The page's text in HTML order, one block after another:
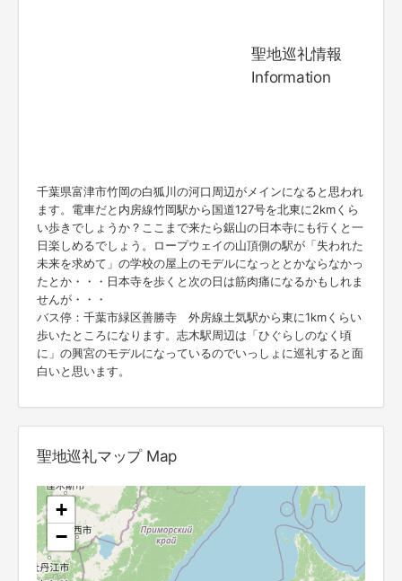
聖地巡礼情報
Information
千葉県富津市竹岡の白狐川の河口周辺がメインになると思われ
ます。電車だと内房線竹岡駅から国道127号を北東に2kmくら
い歩きでしょうか？ここまで来たら鋸山の日本寺にも行くと一
日楽しめるでしょう。ロープウェイの山頂側の駅が「失われた
未来を求めて」の学校の屋上のモデルになっととかならなかっ
たとか・・・日本寺を歩くと次の日は筋肉痛になるかもしれま
せんが・・・
バス停：千葉市緑区善勝寺 外房線土気駅から東に1kmくらい
歩いたところになります。志木駅周辺は「ひぐらしのなく頃
に」の興宮のモデルになっているのでいっしょに巡礼すると面
白いと思います。
聖地巡礼マップ Map
+
−